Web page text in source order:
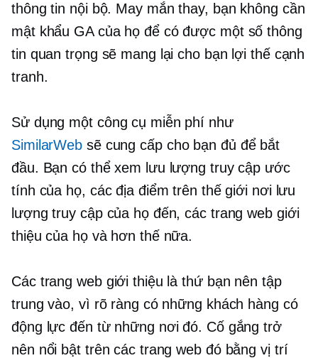
thông tin nội bộ. May mắn thay, bạn không cần
mật khẩu GA của họ để có được một số thông
tin quan trọng sẽ mang lại cho bạn lợi thế cạnh
tranh.
Sử dụng một công cụ miễn phí như
SimilarWeb sẽ cung cấp cho bạn đủ để bắt
đầu. Bạn có thể xem lưu lượng truy cập ước
tính của họ, các địa điểm trên thế giới nơi lưu
lượng truy cập của họ đến, các trang web giới
thiệu của họ và hơn thế nữa.
Các trang web giới thiệu là thứ bạn nên tập
trung vào, vì rõ ràng có những khách hàng có
động lực đến từ những nơi đó. Cố gắng trở
nên nổi bật trên các trang web đó bằng vị trí